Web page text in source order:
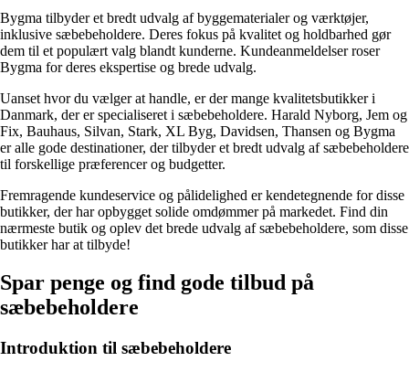
Bygma tilbyder et bredt udvalg af byggematerialer og værktøjer,
inklusive sæbebeholdere. Deres fokus på kvalitet og holdbarhed gør
dem til et populært valg blandt kunderne. Kundeanmeldelser roser
Bygma for deres ekspertise og brede udvalg.
Uanset hvor du vælger at handle, er der mange kvalitetsbutikker i
Danmark, der er specialiseret i sæbebeholdere. Harald Nyborg, Jem og
Fix, Bauhaus, Silvan, Stark, XL Byg, Davidsen, Thansen og Bygma
er alle gode destinationer, der tilbyder et bredt udvalg af sæbebeholdere
til forskellige præferencer og budgetter.
Fremragende kundeservice og pålidelighed er kendetegnende for disse
butikker, der har opbygget solide omdømmer på markedet. Find din
nærmeste butik og oplev det brede udvalg af sæbebeholdere, som disse
butikker har at tilbyde!
Spar penge og find gode tilbud på
sæbebeholdere
Introduktion til sæbebeholdere